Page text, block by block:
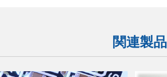
関連製品